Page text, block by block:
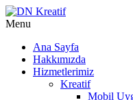
Menu
Ana Sayfa
Hakkımızda
Hizmetlerimiz
Kreatif
Mobil